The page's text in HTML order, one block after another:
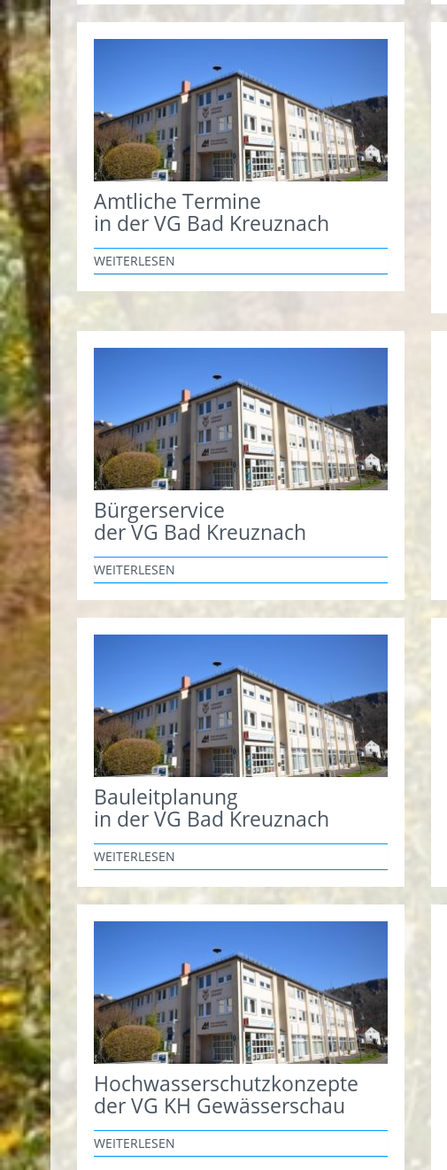
Amtliche Termine
in der VG Bad Kreuznach
WEITERLESEN
Bürgerservice
der VG Bad Kreuznach
WEITERLESEN
Bauleitplanung
in der VG Bad Kreuznach
WEITERLESEN
Hochwasserschutzkonzepte
der VG KH Gewässerschau
WEITERLESEN